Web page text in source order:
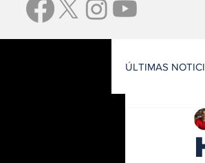
ÚLTIMAS